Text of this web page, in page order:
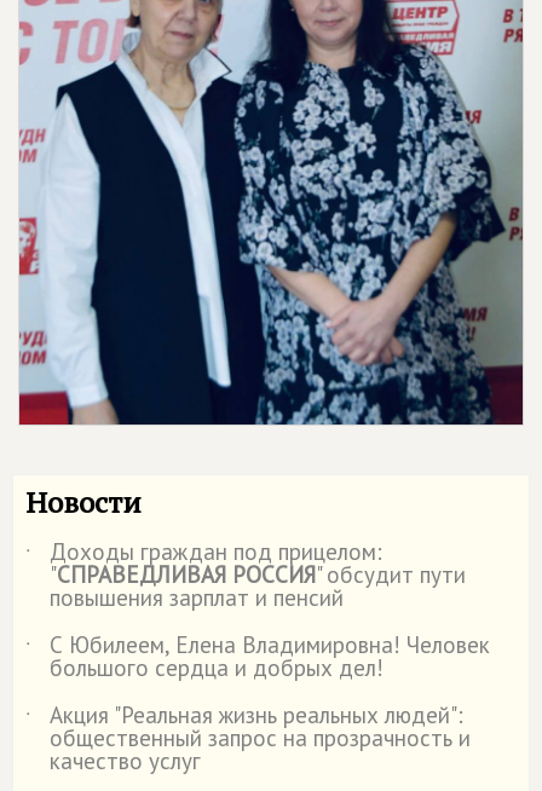
Новости
˙ Доходы граждан под прицелом:
"СПРАВЕДЛИВАЯ РОССИЯ" обсудит пути
повышения зарплат и пенсий
˙
С Юбилеем, Елена Владимировна! Человек
большого сердца и добрых дел!
˙
Акция "Реальная жизнь реальных людей":
общественный запрос на прозрачность и
качество услуг